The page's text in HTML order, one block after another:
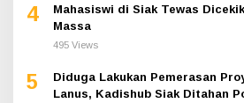
4
Mahasiswi di Siak Tewas
Massa
495 Views
5
Diduga Lakukan Pemerasan
Lanus, Kadishub Siak Ditahan